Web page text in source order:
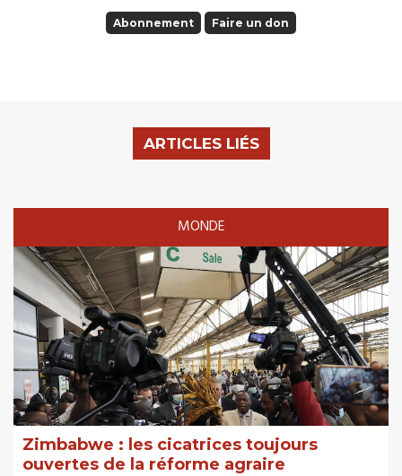
Abonnement Faire un don
ARTICLES LIÉS
MONDE
Zimbabwe : les cicatrices toujours
ouvertes de la réforme agraire